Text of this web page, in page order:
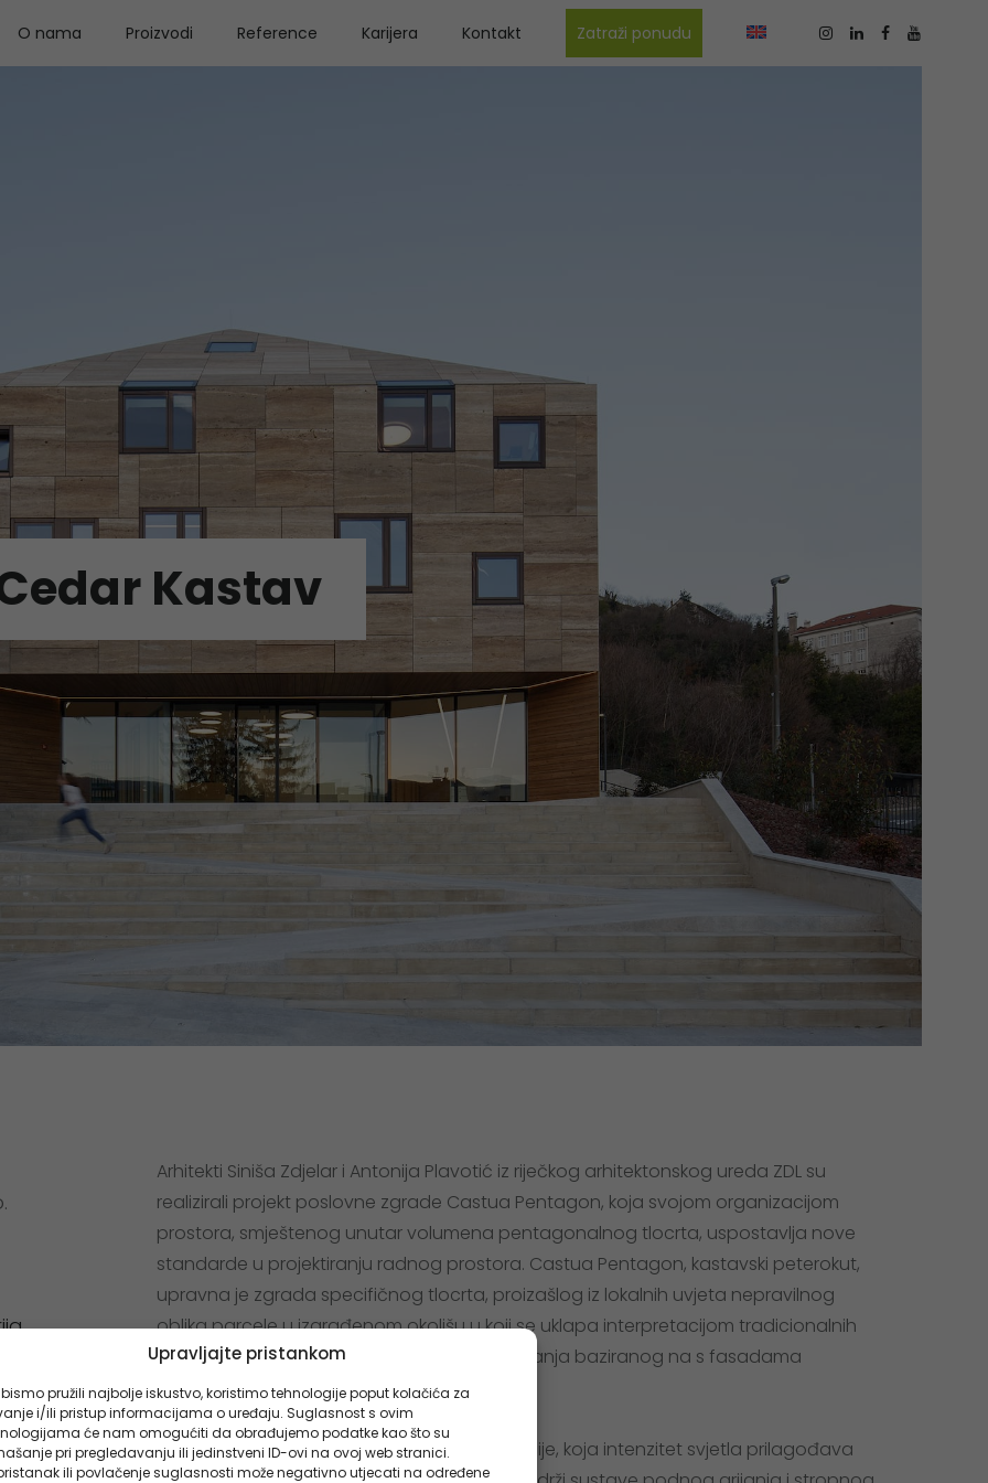
Upravljajte pristankom
pružili najbolje iskustvo, koristimo tehnologije poput kolačića za
i/ili pristup informacijama o uređaju. Suglasnost s ovim
će nam omogućiti da obrađujemo podatke kao što su
pri pregledavanju ili jedinstveni ID-ovi na ovoj web stranici.
ili povlačenje suglasnosti može negativno utjecati na određene
O nama Proizvodi Reference Karijera Kontakt Zatraži ponudu
Kastav
Arhitekti Siniša Zdjelar i Antonija Plavotić iz riječkog arhitektonskog ureda ZDL su
realizirali projekt poslovne zgrade Castua Pentagon, koja svojom organizacijom
prostora, smještenog unutar volumena pentagonalnog tlocrta, uspostavlja nove
standarde u projektiranju radnog prostora. Castua Pentagon, kastavski peterokut,
upravna je zgrada specifičnog tlocrta, proizašlog iz lokalnih uvjeta nepravilnog
oblika parcele u izgrađenom okolišu u koji se uklapa interpretacijom tradicionalnih
lokalnih materijala, kamena i drva, te oblikovanja baziranog na s fasadama
stopljenim kosim krovnim plohama.
Osim inteligentne rasvjete najnovije generacije, koja intenzitet svjetla prilagođava